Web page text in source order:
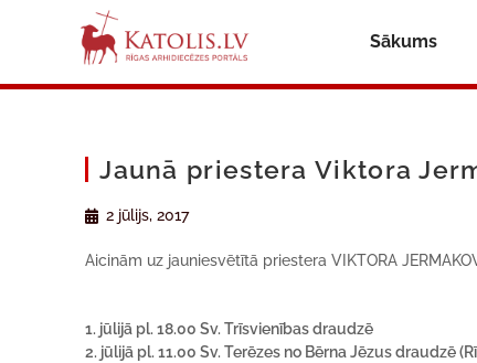
Sākums
Jaunā priestera Viktora
2 jūlijs, 2017
Aicinām uz jauniesvētītā priestera VIKTORA
1. jūlijā pl. 18.00 Sv. Trīsvienības draudzē
2. jūlijā pl. 11.00 Sv. Terēzes no Bērna Jēzus draudzē